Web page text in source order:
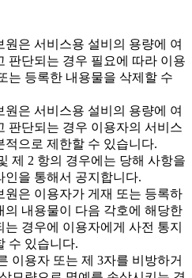
은 서비스용 설비의 용량에 여
판단되는 경우 필요에 따라 이용
는 등록한 내용물을 삭제할 수
은 서비스용 설비의 용량에 여
판단되는 경우 이용자의 서비스
적으로 제한할 수 있습니다.
제 2 항의 경우에는 당해 사항을
인을 통해서 공지합니다.
은 이용자가 게재 또는 등록하
의 내용물이 다음 각호에 해당한
는 경우에 이용자에게 사전 통지
수 있습니다.
이용자 또는 제 3자를 비방하거